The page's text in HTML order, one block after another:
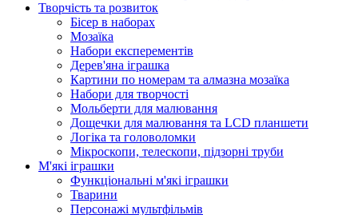
Творчість та розвиток
Бісер в наборах
Мозаїка
Набори експерементів
Дерев'яна іграшка
Картини по номерам та алмазна мозаїка
Набори для творчості
Мольберти для малювання
Дощечки для малювання та LCD планшети
Логіка та головоломки
Мікроскопи, телескопи, підзорні труби
М'які іграшки
Функціональні м'які іграшки
Тварини
Персонажі мультфільмів